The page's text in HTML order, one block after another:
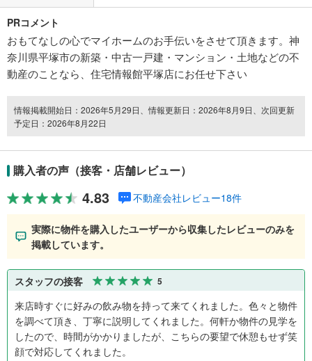
PRコメント
おもてなしの心でマイホームのお手伝いをさせて頂きます。神
奈川県平塚市の新築・中古一戸建・マンション・土地などの不
動産のことなら、住宅情報館平塚店にお任せ下さい
情報掲載開始日：2026年5月29日、情報更新日：2026年8月9日、次回更新
予定日：2026年8月22日
購入者の声（接客・店舗レビュー）
4.83 不動産会社レビュー18件
実際に物件を購入したユーザーから収集したレビューのみを
掲載しています。
スタッフの接客 5
来店時すぐに好みの飲み物を持って来てくれました。色々と物件
を調べて頂き、丁寧に説明してくれました。何軒か物件の見学を
したので、時間がかかりましたが、こちらの要望で休憩もせず笑
顔で対応してくれました。